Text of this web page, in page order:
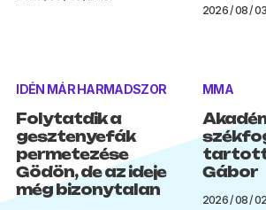
2026 / 08 /
IDÉN MÁR HARMADSZOR
Folytatdik a
gesztenyefák
permetezése
Gödön, de az ideje
még bizonytalan
MMA
tartott
Gábor
2026 / 08 /